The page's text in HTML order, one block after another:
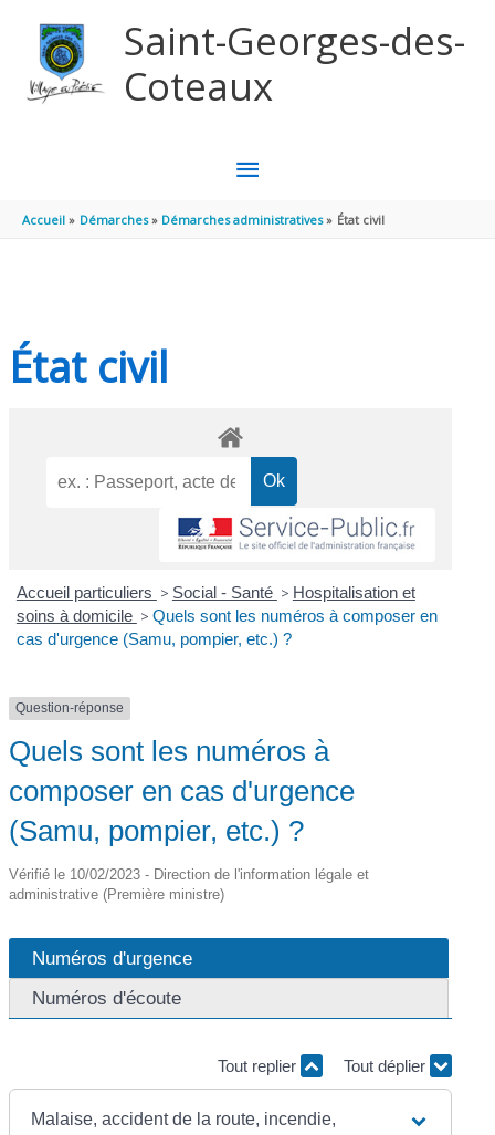
Saint-Georges-des-
Coteaux
MENU
PRINCIPAL
Accueil Démarches Démarches administratives État civil
État civil
Accueil particuliers > Social - Santé > Hospitalisation et
soins à domicile > Quels sont les numéros à composer en
cas d'urgence (Samu, pompier, etc.) ?
Question-réponse
Quels sont les numéros à
composer en cas d'urgence
(Samu, pompier, etc.) ?
Vérifié le 10/02/2023 - Direction de l'information légale et
administrative (Première ministre)
Numéros d'urgence
Numéros d'écoute
Tout replier Tout déplier
Malaise, accident de la route, incendie,